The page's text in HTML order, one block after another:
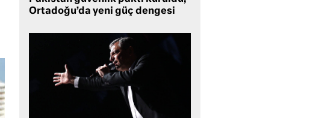
Ortadoğu’da yeni güç dengesi